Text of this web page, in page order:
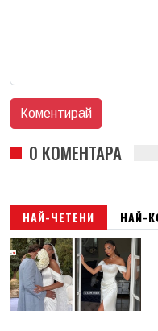
0 КОМЕНТАРА
НАЙ-ЧЕТЕНИ НАЙ-